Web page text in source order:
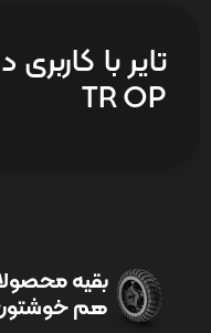
TR OP
بقیه
هم خوشتون